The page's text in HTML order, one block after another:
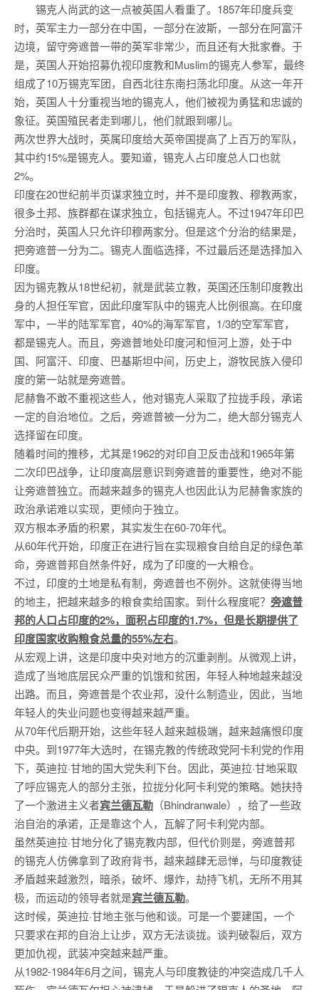
锡克人尚武的这一点被英国人看重了。1857年印度兵变
时，英军主力一部分在中国，一部分在波斯，一部分在阿富汗
边境，留守旁遮普一带的英军非常少，而且还有大批家眷。于
是，英国人开始招募仇视印度教和Muslim的锡克人参军，最终
组成了10万锡克军团，自西北往东南扫荡北印度。从这一年开
始，英国人十分重视当地的锡克人，他们被视为勇猛和忠诚的
象征。英国殖民者走到哪儿，他们就跟到哪儿。
两次世界大战时，英属印度给大英帝国提高了上百万的军队，
其中约15%是锡克人。要知道，锡克人占印度总人口也就
2%。
印度在20世纪前半页谋求独立时，并不是印度教、穆教两家，
很多土邦、族群都在谋求独立，包括锡克人。不过1947年印巴
分治时，英国人只允许印穆两家分。但是这个分治的结果是，
把旁遮普一分为二。锡克人面临选择，不过最后还是选择加入
印度。
因为锡克教从18世纪初，就是武装立教，英国还压制印度教出
身的人担任军官，因此印度军队中的锡克人比例很高。在印度
军中，一半的陆军军官，40%的海军军官，1/3的空军军官，
都是锡克人。而且，旁遮普地处印度河和恒河上游，处于中
国、阿富汗、印度、巴基斯坦中间，历史上，游牧民族入侵印
度的第一站就是旁遮普。
尼赫鲁不敢不重视这些人，他对锡克人采取了拉拢手段，承诺
一定的自治地位。之后，旁遮普被一分为二，绝大部分锡克人
选择留在印度。
随着时间的推移，尤其是1962的对印自卫反击战和1965年第
二次印巴战争，让印度高层意识到旁遮普的重要性，绝对不能
让旁遮普独立。而越来越多的锡克人也因此认为尼赫鲁家族的
政治承诺难以实现，更倾向于独立。
双方根本矛盾的积累，其实发生在60-70年代。
从60年代开始，印度正在进行旨在实现粮食自给自足的绿色革
命，旁遮普邦自然条件好，成为了印度的一大粮仓。
不过，印度的土地是私有制，旁遮普也不例外。这就使得当地
的地主，把越来越多的粮食卖给国家。到什么程度呢？ 旁遮普
邦的人口占印度的2%，面积占印度的1.7%，但是长期提供了
印度国家收购粮食总量的55%左右。
从宏观上讲，这是印度中央对地方的沉重剥削。从微观上讲，
造成了当地底层民众严重的饥饿和贫困，年轻人种地越来越没
出路。而且，旁遮普是个农业邦，没什么制造业，因此，当地
年轻人的失业问题也变得越来越严重。
从70年代后期开始，这些年轻人越来越极端，越来越痛恨印度
中央。到1977年大选时，在锡克教的传统政党阿卡利党的作用
下，英迪拉·甘地的国大党失利下台。因此，英迪拉·甘地采取
了呼应锡克人的部分主张，拉拢分化阿卡利党的策略。她扶持
了一个激进主义者宾兰德瓦勒 （Bhindranwale），给了一些政
治自治的承诺，正是靠这个人，瓦解了阿卡利党内部。
虽然英迪拉·甘地分化了锡克教内部，但代价则是，旁遮普邦
的锡克人仿佛拿到了政府背书，越来越肆无忌惮，与印度教徒
矛盾越来越激烈，暗杀，破坏、爆炸，劫持飞机，无所不用其
极，而运动的领导者就是宾兰德瓦勒。
这时候，英迪拉·甘地主张与他和谈。可是一个要建国，一个
只要求在邦的自治上让步，双方无法谈拢。谈判破裂后，双方
更加仇视，武装冲突越来越严重。
从1982-1984年6月之间，锡克人与印度教徒的冲突造成几千人